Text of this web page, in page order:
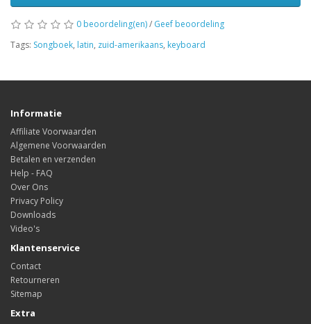
0 beoordeling(en)/ Geef beoordeling
Tags: Songboek, latin, zuid-amerikaans, keyboard
Informatie
Affiliate Voorwaarden
Algemene Voorwaarden
Betalen en verzenden
Help - FAQ
Over Ons
Privacy Policy
Downloads
Video's
Klantenservice
Contact
Retourneren
Sitemap
Extra